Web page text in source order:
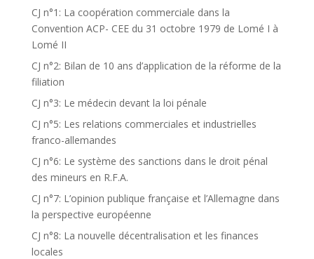
CJ n°1: La coopération commerciale dans la
Convention ACP- CEE du 31 octobre 1979 de Lomé I à
Lomé II
CJ n°2: Bilan de 10 ans d’application de la réforme de la
filiation
CJ n°3: Le médecin devant la loi pénale
CJ n°5: Les relations commerciales et industrielles
franco-allemandes
CJ n°6: Le système des sanctions dans le droit pénal
des mineurs en R.F.A.
CJ n°7: L’opinion publique française et l’Allemagne dans
la perspective européenne
CJ n°8: La nouvelle décentralisation et les finances
locales